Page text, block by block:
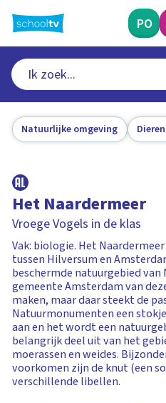
naar
hoofdinhoud
PO
Natuurlijke omgeving
Het Naardermeer
Vroege Vogels in de klas
Vak: biologie. Het
tussen Hilversum en
beschermde natuurgebied van
gemeente Amsterdam van
maken, maar daar steekt de
Natuurmonumenten een
aan en het wordt een
belangrijk deel uit van het
moerassen en weides.
voorkomen zijn de knut (een
verschillende libellen.